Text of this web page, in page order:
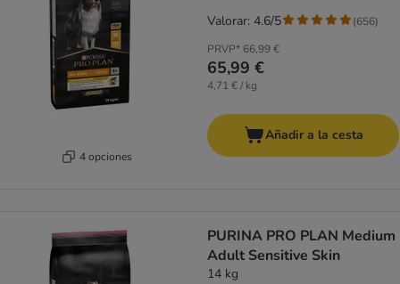
4 opciones
PRVP* 66,99 €
65,99 €
4,71 € / kg
Valorar: 4.6/5 (656)
Añadir a la cesta
PURINA PRO PLAN Medium
Adult Sensitive Skin
14 kg